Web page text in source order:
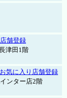
舗登録
津田1階
お気に入り店舗登録
ンター店2階